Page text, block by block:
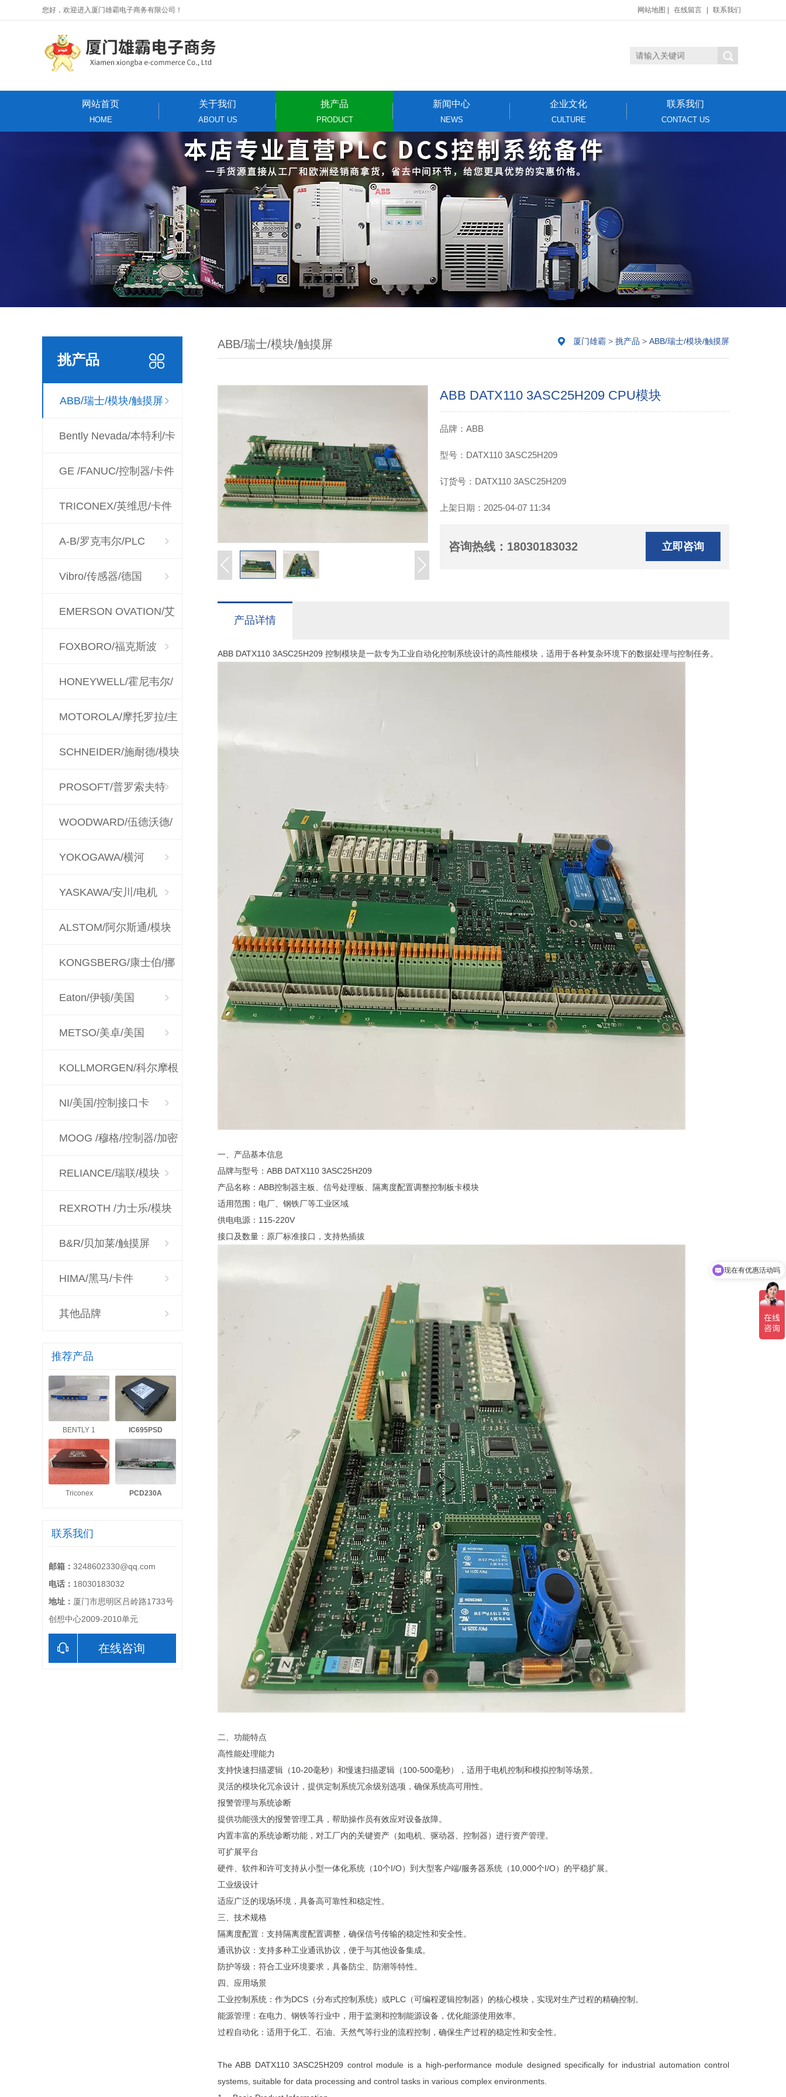
您好，欢迎进入厦门雄霸电子商务有限公司！ 网站地图 在线留言 联系我们
网站首页
HOME
关于我们
ABOUT US
挑产品
PRODUCT
新闻中心
NEWS
企业文化
CULTURE
联系我们
CONTACT US
挑产品
ABB/瑞士/模块/触摸屏
Bently Nevada/本特利/卡
件
GE /FANUC/控制器/卡件
TRICONEX/英维思/卡件
A-B/罗克韦尔/PLC
Vibro/传感器/德国
EMERSON OVATION/艾
默生
FOXBORO/福克斯波
罗/CPU
HONEYWELL/霍尼韦尔/
控制器
MOTOROLA/摩托罗拉/主
板
SCHNEIDER/施耐德/模块
PROSOFT/普罗索夫特
WOODWARD/伍德沃德/
调速器
YOKOGAWA/横河
YASKAWA/安川/电机
ALSTOM/阿尔斯通/模块
KONGSBERG/康士伯/挪
威
Eaton/伊顿/美国
METSO/美卓/美国
KOLLMORGEN/科尔摩根
NI/美国/控制接口卡
MOOG /穆格/控制器/加密
狗
RELIANCE/瑞联/模块
REXROTH /力士乐/模块
驱动器
B&R/贝加莱/触摸屏
HIMA/黑马/卡件
其他品牌
推荐产品
BENTLY 1 IC695PSD
Triconex PCD230A
联系我们
邮箱： 3248602330@qq.com
电话： 18030183032
地址： 厦门市思明区吕岭路1733号
创想中心2009-2010单元
在线咨询
厦门雄霸 > 挑产品 > ABB/瑞士/模块/触摸屏
ABB/瑞士/模块/触摸屏
ABB DATX110 3ASC25H209 CPU模块
品牌：ABB
型号：DATX110 3ASC25H209
订货号：DATX110 3ASC25H209
上架日期：2025-04-07 11:34
咨询热线： 18030183032 立即咨询
产品详情
ABB DATX110 3ASC25H209 控制模块是一款专为工业自动化控制系统设计的高性能模块，适用于各种复杂环境下的数据处理与控制任务。
一、产品基本信息
品牌与型号：ABB DATX110 3ASC25H209
产品名称：ABB控制器主板、信号处理板、隔离度配置调整控制板卡模块
适用范围：电厂、钢铁厂等工业区域
供电电源：115-220V
接口及数量：原厂标准接口，支持热插拔
二、功能特点
高性能处理能力
支持快速扫描逻辑（10-20毫秒）和慢速扫描逻辑（100-500毫秒），适用于电机控制和模拟控制等场景。
灵活的模块化冗余设计，提供定制系统冗余级别选项，确保系统高可用性。
报警管理与系统诊断
提供功能强大的报警管理工具，帮助操作员有效应对设备故障。
内置丰富的系统诊断功能，对工厂内的关键资产（如电机、驱动器、控制器）进行资产管理。
可扩展平台
硬件、软件和许可支持从小型一体化系统（10个I/O）到大型客户端/服务器系统（10,000个I/O）的平稳扩展。
工业级设计
适应广泛的现场环境，具备高可靠性和稳定性。
三、技术规格
隔离度配置：支持隔离度配置调整，确保信号传输的稳定性和安全性。
通讯协议：支持多种工业通讯协议，便于与其他设备集成。
防护等级：符合工业环境要求，具备防尘、防潮等特性。
四、应用场景
工业控制系统：作为DCS（分布式控制系统）或PLC（可编程逻辑控制器）的核心模块，实现对生产过程的精确控制。
能源管理：在电力、钢铁等行业中，用于监测和控制能源设备，优化能源使用效率。
过程自动化：适用于化工、石油、天然气等行业的流程控制，确保生产过程的稳定性和安全性。
The ABB DATX110 3ASC25H209 control module is a high-performance module designed specifically for industrial automation control
systems, suitable for data processing and control tasks in various complex environments.
可以介绍下你们的产品么